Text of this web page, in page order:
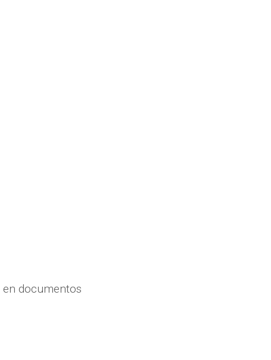
en documentos